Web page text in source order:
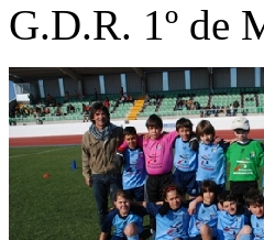
G.D.R. 1º de